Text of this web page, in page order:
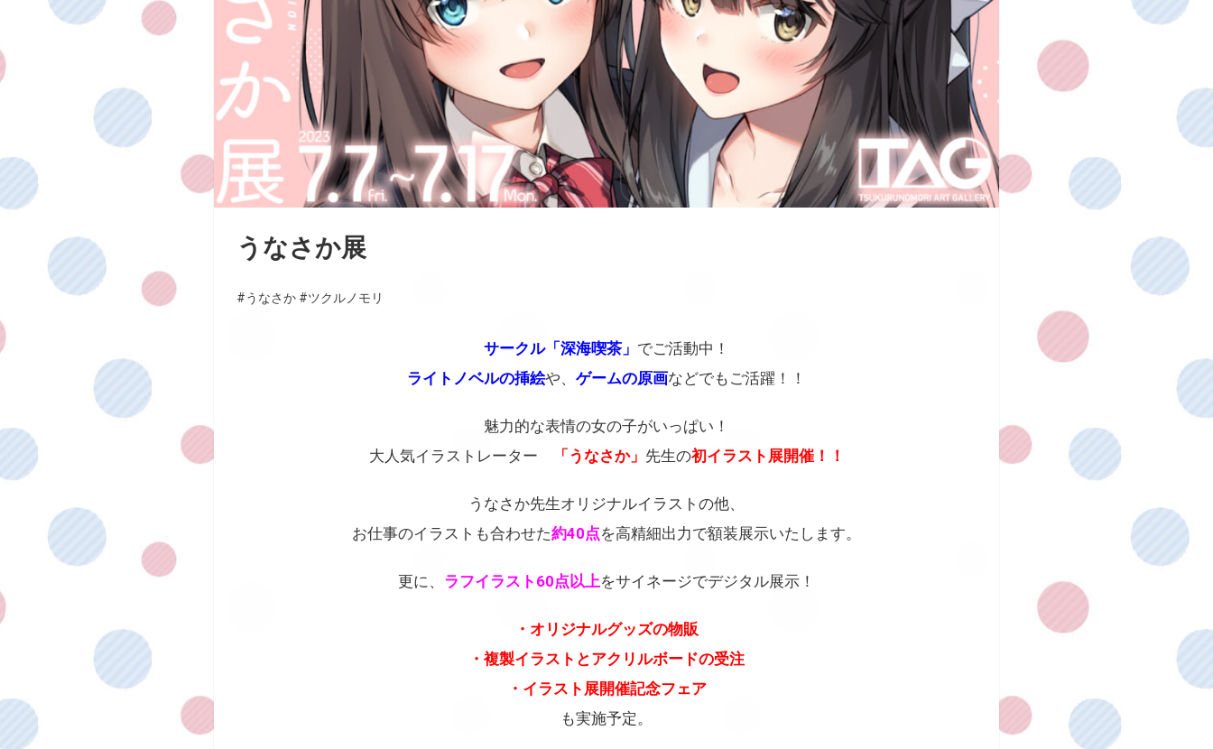
うなさか展
#うなさか #ツクルノモリ
サークル「深海喫茶」 でご活動中！
ライトノベルの挿絵や、 ゲームの原画などでもご活躍！！
魅力的な表情の女の子がいっぱい！
大人気イラストレーター
「うなさか」 先生の初イラスト展開催！！
うなさか先生オリジナルイラストの他、
お仕事のイラストも合わせた約40点を高精細出力で額装展示いたします。
更に、 ラフイラスト60点以上をサイネージでデジタル展示！
・オリジナルグッズの物販
・複製イラストとアクリルボードの受注
・イラスト展開催記念フェア
も実施予定。